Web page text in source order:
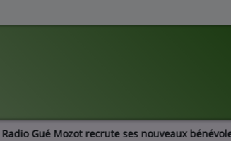
Radio Gué Mozot recrute ses nouveaux